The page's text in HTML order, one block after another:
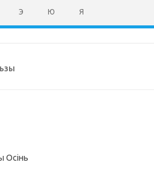
Э Ю Я
Осінь